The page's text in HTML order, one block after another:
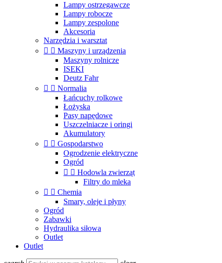
Lampy ostrzegawcze
Lampy robocze
Lampy zespolone
Akcesoria
Narzędzia i warsztat
  Maszyny i urządzenia
Maszyny rolnicze
ISEKI
Deutz Fahr
  Normalia
Łańcuchy rolkowe
Łożyska
Pasy napędowe
Uszczelniacze i oringi
Akumulatory
  Gospodarstwo
Ogrodzenie elektryczne
Ogród
  Hodowla zwierząt
Filtry do mleka
  Chemia
Smary, oleje i płyny
Ogród
Zabawki
Hydraulika siłowa
Outlet
Outlet